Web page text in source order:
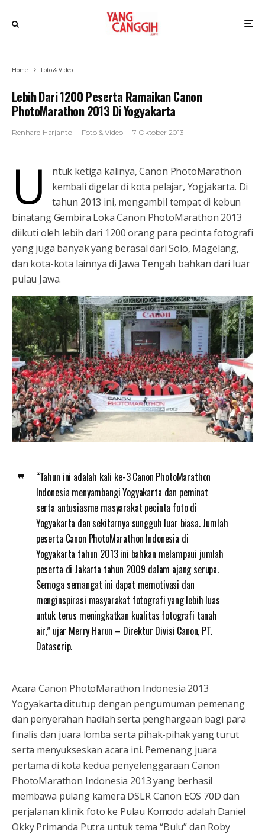
Home Foto & Video
Lebih Dari 1200 Peserta Ramaikan Canon
PhotoMarathon 2013 Di Yogyakarta
Renhard Harjanto · Foto & Video · 7 Oktober 2013
U
ntuk ketiga kalinya, Canon PhotoMarathon
kembali digelar di kota pelajar, Yogjakarta. Di
tahun 2013 ini, mengambil tempat di kebun
binatang Gembira Loka Canon PhotoMarathon 2013
diikuti oleh lebih dari 1200 orang para pecinta fotografi
yang juga banyak yang berasal dari Solo, Magelang,
dan kota-kota lainnya di Jawa Tengah bahkan dari luar
pulau Jawa.
“Tahun ini adalah kali ke-3 Canon PhotoMarathon
Indonesia menyambangi Yogyakarta dan peminat
serta antusiasme masyarakat pecinta foto di
Yogyakarta dan sekitarnya sungguh luar biasa. Jumlah
peserta Canon PhotoMarathon Indonesia di
Yogyakarta tahun 2013 ini bahkan melampaui jumlah
peserta di Jakarta tahun 2009 dalam ajang serupa.
Semoga semangat ini dapat memotivasi dan
menginspirasi masyarakat fotografi yang lebih luas
untuk terus meningkatkan kualitas fotografi tanah
air,” ujar Merry Harun – Direktur Divisi Canon, PT.
Datascrip.
Acara Canon PhotoMarathon Indonesia 2013
Yogyakarta ditutup dengan pengumuman pemenang
dan penyerahan hadiah serta penghargaan bagi para
finalis dan juara lomba serta pihak-pihak yang turut
serta menyukseskan acara ini. Pemenang juara
pertama di kota kedua penyelenggaraan Canon
PhotoMarathon Indonesia 2013 yang berhasil
membawa pulang kamera DSLR Canon EOS 70D dan
perjalanan klinik foto ke Pulau Komodo adalah Daniel
Okky Primanda Putra untuk tema “Bulu” dan Roby